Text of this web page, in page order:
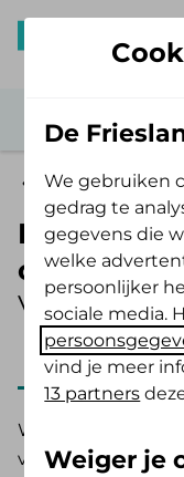
Zelf Bewust
Vergoeding
2025 2026
Wil je naar een
voor een
De
We gebruiken
gedrag te
gegevens die
welke
persoonlijker
sociale media.
vind je meer
13 partners
Weiger je